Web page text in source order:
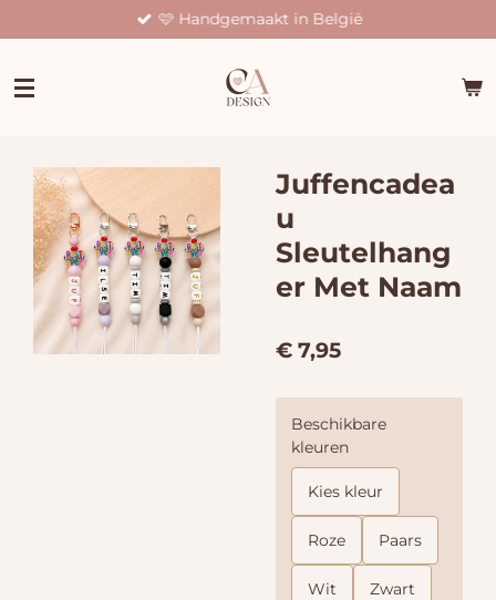
direct
de
🩷 Handgemaakt in België
Juffencadea
u
Sleutelhang
er Met Naam
€ 7,95
Beschikbare
kleuren
Kies kleur
Roze Paars
Wit Zwart